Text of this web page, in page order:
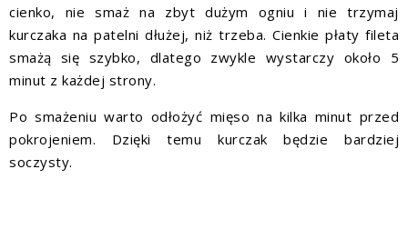
cienko, nie smaż na zbyt dużym ogniu i nie trzymaj
kurczaka na patelni dłużej, niż trzeba. Cienkie płaty fileta
smażą się szybko, dlatego zwykle wystarczy około 5
minut z każdej strony.
Po smażeniu warto odłożyć mięso na kilka minut przed
pokrojeniem. Dzięki temu kurczak będzie bardziej
soczysty.